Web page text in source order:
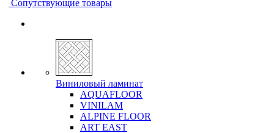
Сопутствующие товары
Виниловый ламинат
AQUAFLOOR
VINILAM
ALPINE FLOOR
ART EAST